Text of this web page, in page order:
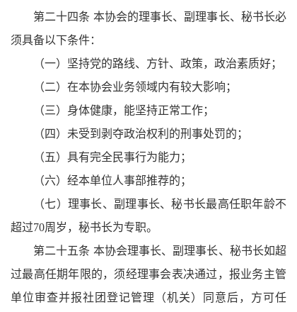
第二十四条 本协会的理事长、副理事长、秘书长必
须具备以下条件：
（一）坚持党的路线、方针、政策，政治素质好；
（二）在本协会业务领域内有较大影响；
（三）身体健康，能坚持正常工作；
（四）未受到剥夺政治权利的刑事处罚的；
（五）具有完全民事行为能力；
（六）经本单位人事部推荐的；
（七）理事长、副理事长、秘书长最高任职年龄不
超过70周岁，秘书长为专职。
第二十五条 本协会理事长、副理事长、秘书长如超
过最高任期年限的，须经理事会表决通过，报业务主管
单位审查并报社团登记管理（机关）同意后，方可任